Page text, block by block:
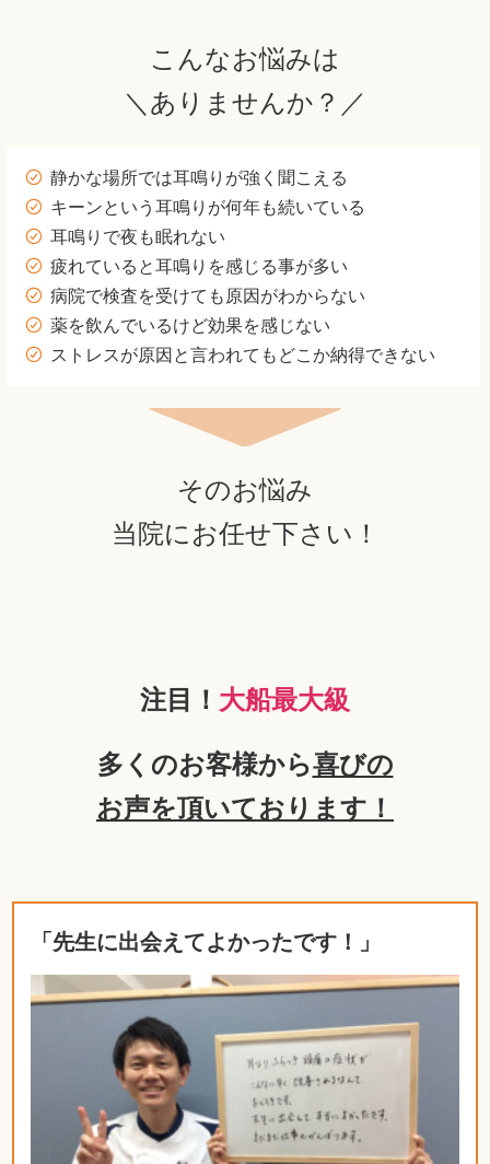
こんなお悩みは
＼ありませんか？／
静かな場所では耳鳴りが強く聞こえる
キーンという耳鳴りが何年も続いている
耳鳴りで夜も眠れない
疲れていると耳鳴りを感じる事が多い
病院で検査を受けても原因がわからない
薬を飲んでいるけど効果を感じない
ストレスが原因と言われてもどこか納得できない
そのお悩み
当院にお任せ下さい！
注目！ 大船最大級
多くのお客様から喜びの
お声を頂いております！
「先生に出会えてよかったです！」